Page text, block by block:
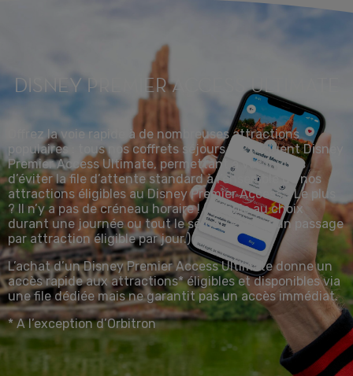
DISNEY PREMIER ACCESS ULTIMATE
Offrez la voie rapide à de nombreuses attractions
populaires : tous nos coffrets séjours VIP incluent Disney
Premier Access Ultimate, permettant à vos invités
d’éviter la file d’attente standard à l’ensemble de nos
attractions éligibles au Disney Premier Access*. Le plus
? Il n’y a pas de créneau horaire ! (Valable au choix
durant une journée ou tout le séjour, et pour un passage
par attraction éligible par jour.)
L’achat d’un Disney Premier Access Ultimate donne un
accès rapide aux attractions* éligibles et disponibles via
une file dédiée mais ne garantit pas un accès immédiat.
* A l’exception d’Orbitron